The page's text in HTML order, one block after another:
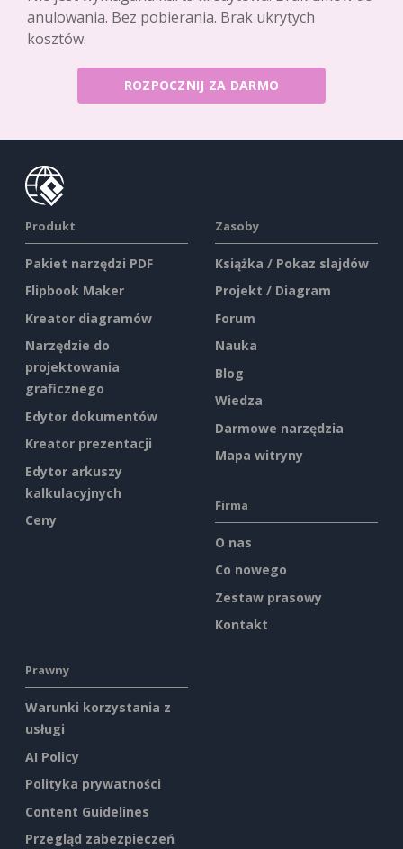
anulowania. Bez pobierania. Brak ukrytych
kosztów.
ROZPOCZNIJ ZA DARMO
Produkt
Pakiet narzędzi PDF
Flipbook Maker
Kreator diagramów
Narzędzie do
projektowania
graficznego
Edytor dokumentów
Kreator prezentacji
Edytor arkuszy
kalkulacyjnych
Ceny
Zasoby
Książka / Pokaz slajdów
Projekt / Diagram
Forum
Nauka
Blog
Wiedza
Darmowe narzędzia
Mapa witryny
Firma
O nas
Co nowego
Zestaw prasowy
Kontakt
Prawny
Warunki korzystania z
usługi
AI Policy
Polityka prywatności
Content Guidelines
Przegląd zabezpieczeń